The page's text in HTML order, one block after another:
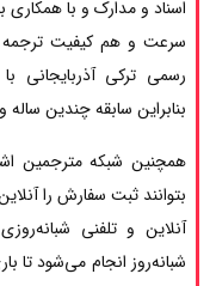
اسناد و مدارک و با
سرعت و هم کیفیت ترجمه
رسمی ترکی آذربایجانی
بنابراین سابقه چندین
همچنین شبکه مترجمین
بتوانند ثبت سفارش را
آنلاین و تلفنی
شبانه‌روز انجام می‌شود